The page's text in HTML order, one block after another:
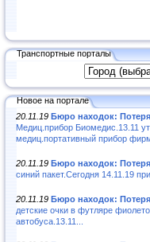
Транспортные порталы
Новое на портале
20.11.19 Бюро находок:
Медиц.прибор Биомедис.13.11
медиц.портативный прибор
20.11.19 Бюро находок:
синий пакет.Сегодня 14.11.19
20.11.19 Бюро находок:
детские очки в футляре
автобуса.13.11...